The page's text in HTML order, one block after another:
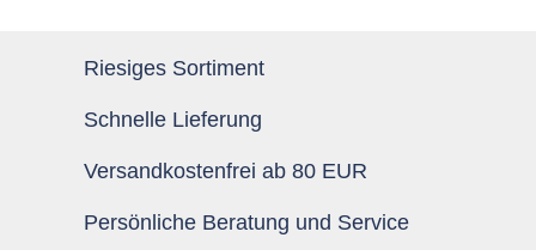
Riesiges Sortiment
Schnelle Lieferung
Versandkostenfrei ab 80 EUR
Persönliche Beratung und Service